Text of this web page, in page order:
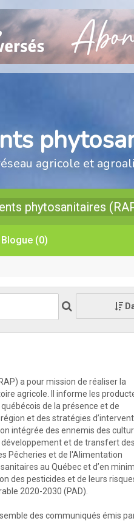
agricole et
phytosanitaires
Blogue (0)
a pour mission de réaliser la
agricole. Il informe les
de la présence et de
et des stratégies
intégrée des ennemis des
développement et de transfert des
Pêcheries et de l'Alimentation
au Québec et d’en
des pesticides et de leurs
2020-2030 (PAD).
des communiqués émis